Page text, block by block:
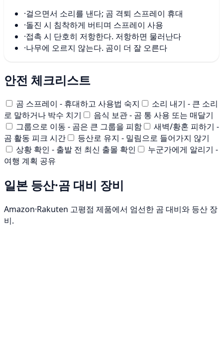
·걸으면서 소리를 낸다; 곰 격퇴 스프레이 휴대
·돌진 시 침착하게 버티며 스프레이 사용
·접촉 시 단호히 저항한다. 저항하면 물러난다
·나무에 오르지 않는다. 곰이 더 잘 오른다
안전 체크리스트
곰 스프레이 - 휴대하고 사용법 숙지
소리 내기 - 큰 소리
로 말하거나 박수 치기
음식 보관 - 곰 통 사용 또는 매달기
그룹으로 이동 - 곰은 큰 그룹을 피함
새벽/황혼 피하기 -
곰 활동 피크 시간
등산로 유지 - 밀림으로 들어가지 않기
상황 확인 - 출발 전 최신 출몰 확인
누군가에게 알리기 -
여행 계획 공유
일본 등산·곰 대비 장비
Amazon·Rakuten 고평점 제품에서 엄선한 곰 대비와 등산 장
비.